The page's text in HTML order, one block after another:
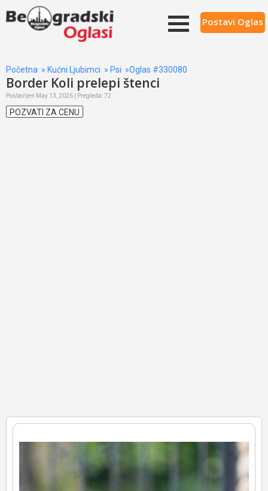
Postavi Oglas
Početna » Kućni Ljubimci » Psi »Oglas #330080
Border Koli prelepi štenci
Postavljen May 13, 2026 | Pregleda: 72
POZVATI ZA CENU